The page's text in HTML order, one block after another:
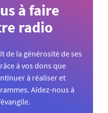
à faire
radio
de la générosité de ses
à vos dons que
à réaliser et
Aidez-nous à